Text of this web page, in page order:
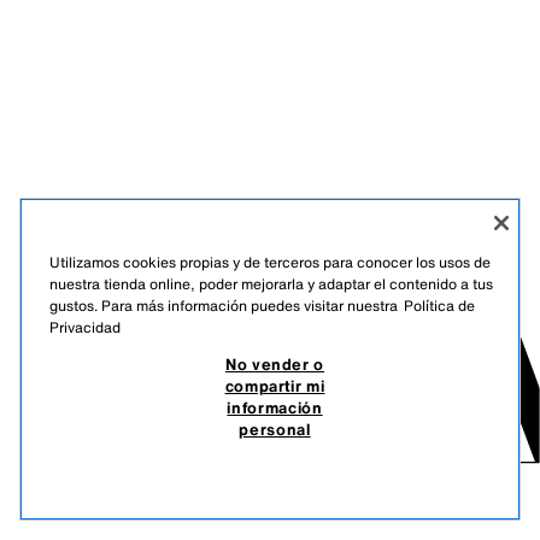
Utilizamos cookies propias y de terceros para conocer los usos de
nuestra tienda online, poder mejorarla y adaptar el contenido a tus
gustos. Para más información puedes visitar nuestra Política de
Privacidad
No vender o
compartir mi
información
personal